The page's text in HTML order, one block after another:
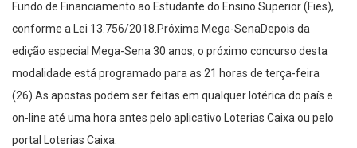
Fundo de Financiamento ao Estudante do Ensino Superior (Fies),
conforme a Lei 13.756/2018.Próxima Mega-SenaDepois da
edição especial Mega-Sena 30 anos, o próximo concurso desta
modalidade está programado para as 21 horas de terça-feira
(26).As apostas podem ser feitas em qualquer lotérica do país e
on-line até uma hora antes pelo aplicativo Loterias Caixa ou pelo
portal Loterias Caixa.